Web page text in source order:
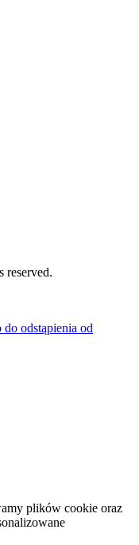
reserved.
odstąpienia od
plików cookie oraz